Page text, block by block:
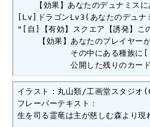
【効果】あなたのデュナミスに
[Lv]ドラゴンLv3(あなたのデュナ
"[自]【有効】スクエア【誘発】こ
【効果】あなたのプレイヤーが
その中にある種族に[ドラゴ
公開した残りのカードを元
イラスト：丸山類/工画堂スタ
フレーバーテキスト：
生を司る霊竜は主が慈しむ森より